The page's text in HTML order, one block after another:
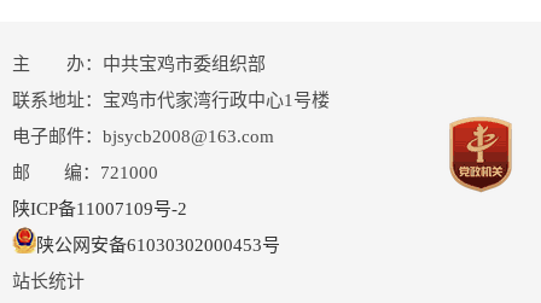
主 办：中共宝鸡市委组织部
联系地址：宝鸡市代家湾行政中心1号楼
电子邮件：bjsycb2008@163.com
邮 编：721000
陕ICP备11007109号-2
陕公网安备61030302000453号
站长统计